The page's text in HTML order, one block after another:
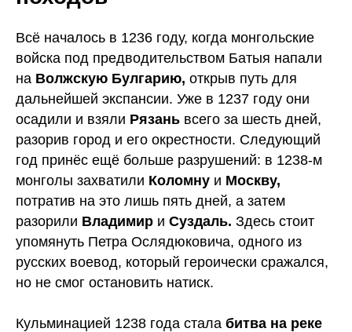
Всё началось в 1236 году, когда монгольские
войска под предводительством Батыя напали
на Волжскую Булгарию, открыв путь для
дальнейшей экспансии. Уже в 1237 году они
осадили и взяли Рязань всего за шесть дней,
разорив город и его окрестности. Следующий
год принёс ещё больше разрушений: в 1238-м
монголы захватили Коломну и Москву,
потратив на это лишь пять дней, а затем
разорили Владимир и Суздаль. Здесь стоит
упомянуть Петра Ослядюковича, одного из
русских воевод, который героически сражался,
но не смог остановить натиск.
Кульминацией 1238 года стала битва на реке